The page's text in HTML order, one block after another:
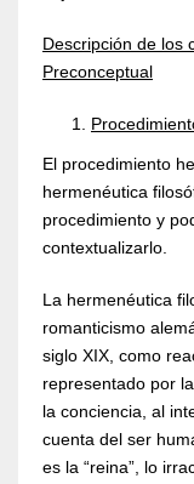
Descripción de los
Preconceptual
El procedimiento
hermenéutica
procedimiento y
contextualizarlo.
La hermenéutica
romanticismo
siglo XIX, como
representado por
la conciencia, al
cuenta del ser
es la “reina”, lo